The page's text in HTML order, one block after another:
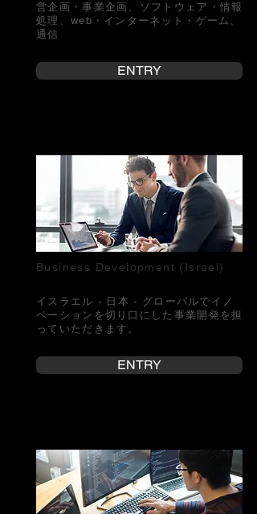
営企画・事業企画、ソフトウェア・情報
処理、web・インターネット・ゲーム、
通信
ENTRY
Business Development (Israel)
イスラエル - 日本 - グローバルでイノ
ベーションを切り口にした事業開発を担
っていただきます。
ENTRY